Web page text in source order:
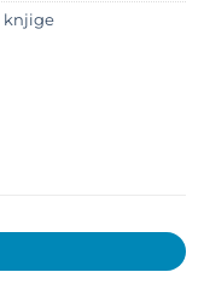
knjige